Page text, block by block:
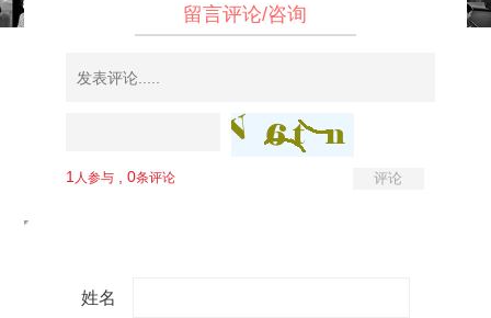
留言评论/咨询
姓名